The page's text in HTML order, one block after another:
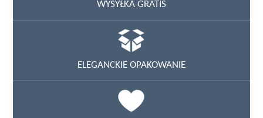
WYSYŁKA GRATIS
ELEGANCKIE OPAKOWANIE